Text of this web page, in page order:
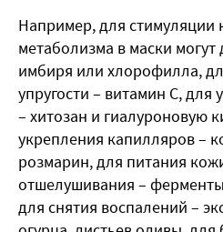
Например, для стимуляции
метаболизма в маски могут
имбиря или хлорофилла,
упругости – витамин С,
– хитозан и гиалуроновую
укрепления капилляров –
розмарин, для питания
отшелушивания –
для снятия воспалений –